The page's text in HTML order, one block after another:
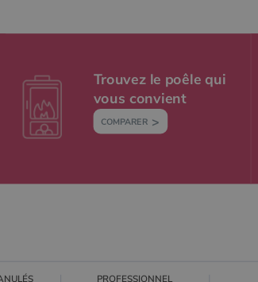
Trouvez le poêle qui
vous convient
COMPARER
PROFESSIONNEL